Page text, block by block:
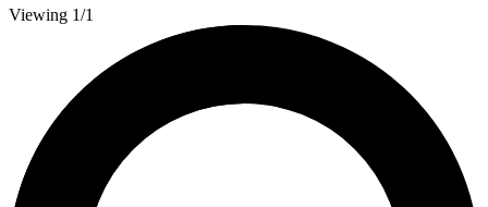
Viewing 1/1